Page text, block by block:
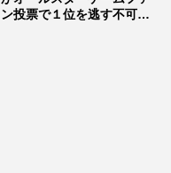
ン投票で１位を逃す不可